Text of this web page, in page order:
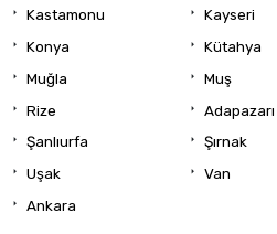
Kastamonu Kayseri
Konya Kütahya
Muğla Muş
Rize Adapazarı
Şanlıurfa Şırnak
Uşak Van
Ankara